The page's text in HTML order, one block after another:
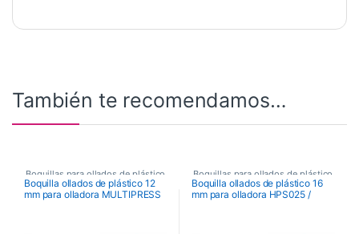
También te recomendamos…
Boquillas para ollados de plástico
,Maquinaria,
Boquilla ollados de plástico 12
mm para olladora MULTIPRESS
Boquillas para ollados de plástico
,Maquinaria,
Boquilla ollados de plástico 16
mm para olladora HPS025 /